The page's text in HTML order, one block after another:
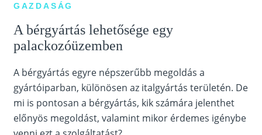
GAZDASÁG
A bérgyártás lehetősége egy
palackozóüzemben
A bérgyártás egyre népszerűbb megoldás a
gyártóiparban, különösen az italgyártás területén. De
mi is pontosan a bérgyártás, kik számára jelenthet
előnyös megoldást, valamint mikor érdemes igénybe